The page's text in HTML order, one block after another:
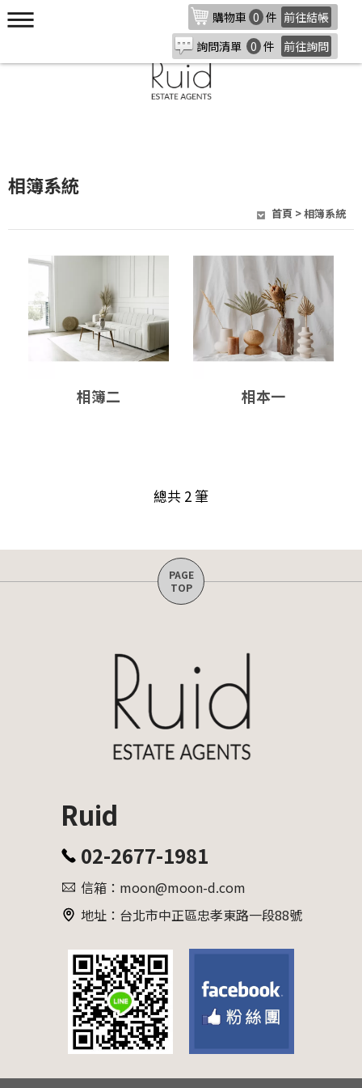
購物車 0 件 前往結帳
詢問清單 0 件 前往詢問
相簿系統
首頁 > 相簿系統
相簿二 相本一
總共 2 筆
Ruid
02-2677-1981
信箱：moon@moon-d.com
地址：台北市中正區忠孝東路一段88號